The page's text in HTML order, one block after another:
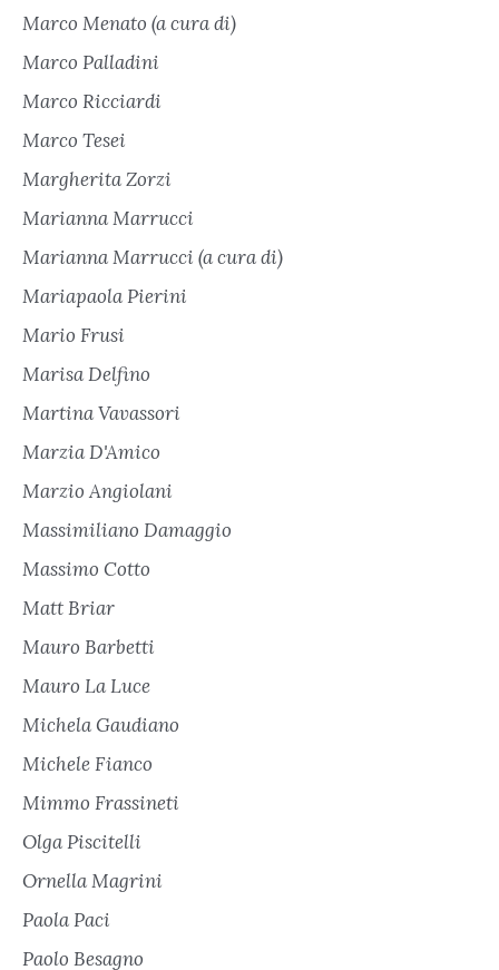
Marco Menato (a cura di)
Marco Palladini
Marco Ricciardi
Marco Tesei
Margherita Zorzi
Marianna Marrucci
Marianna Marrucci (a cura di)
Mariapaola Pierini
Mario Frusi
Marisa Delfino
Martina Vavassori
Marzia D'Amico
Marzio Angiolani
Massimiliano Damaggio
Massimo Cotto
Matt Briar
Mauro Barbetti
Mauro La Luce
Michela Gaudiano
Michele Fianco
Mimmo Frassineti
Olga Piscitelli
Ornella Magrini
Paola Paci
Paolo Besagno